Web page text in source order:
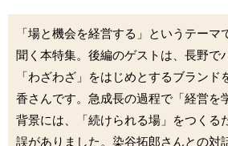
「場と機会を経営する」というテー
聞く本特集。後編のゲストは、長野で
「わざわざ」をはじめとするブランド
香さんです。急成長の過程で「経営を
背景には、「続けられる場」をつくる
誤がありました。染谷拓郎さんとの対